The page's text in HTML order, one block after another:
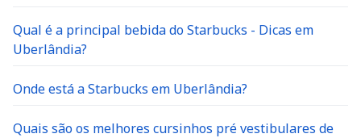
Qual é a principal bebida do Starbucks - Dicas em
Uberlândia?
Onde está a Starbucks em Uberlândia?
Quais são os melhores cursinhos pré vestibulares de